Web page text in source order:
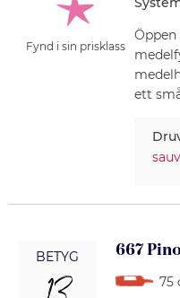
Fynd i sin prisklass
ett
BETYG 667
75